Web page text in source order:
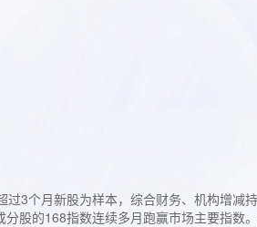
3个月新股为样本，综合财务、机构增减
股的168指数连续多月跑赢市场主要指数